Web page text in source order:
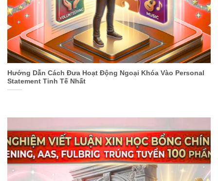
Hướng Dẫn Cách Đưa Hoạt Động Ngoại Khóa Vào Personal
Statement Tinh Tế Nhất